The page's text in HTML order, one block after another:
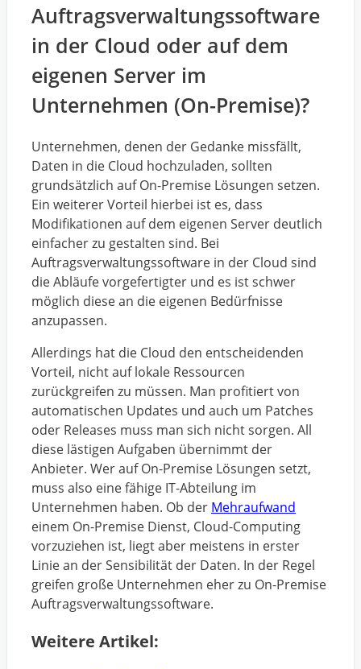
Auftragsverwaltungssoftware
in der Cloud oder auf dem
eigenen Server im
Unternehmen (On-Premise)?
Unternehmen, denen der Gedanke missfällt,
Daten in die Cloud hochzuladen, sollten
grundsätzlich auf On-Premise Lösungen setzen.
Ein weiterer Vorteil hierbei ist es, dass
Modifikationen auf dem eigenen Server deutlich
einfacher zu gestalten sind. Bei
Auftragsverwaltungssoftware in der Cloud sind
die Abläufe vorgefertigter und es ist schwer
möglich diese an die eigenen Bedürfnisse
anzupassen.
Allerdings hat die Cloud den entscheidenden
Vorteil, nicht auf lokale Ressourcen
zurückgreifen zu müssen. Man profitiert von
automatischen Updates und auch um Patches
oder Releases muss man sich nicht sorgen. All
diese lästigen Aufgaben übernimmt der
Anbieter. Wer auf On-Premise Lösungen setzt,
muss also eine fähige IT-Abteilung im
Unternehmen haben. Ob der Mehraufwand
einem On-Premise Dienst, Cloud-Computing
vorzuziehen ist, liegt aber meistens in erster
Linie an der Sensibilität der Daten. In der Regel
greifen große Unternehmen eher zu On-Premise
Auftragsverwaltungssoftware.
Weitere Artikel: